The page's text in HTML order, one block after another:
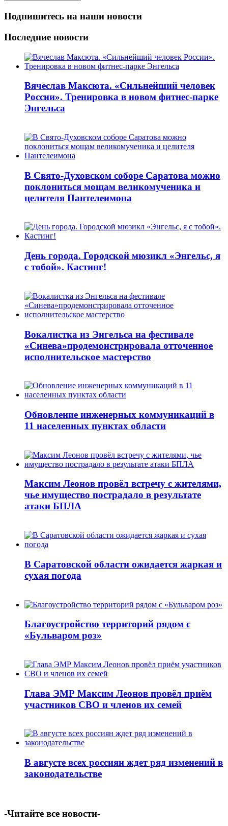
Подпишитесь на наши новости
Последние новости
Вячеслав Максюта. «Сильнейший человек
России». Тренировка в новом фитнес-парке
Энгельса
В Свято-Духовском соборе Саратова можно
поклониться мощам великомученика и
целителя Пантелеимона
День города. Городской мюзикл «Энгельс, я
с тобой». Кастинг!
Вокалистка из Энгельса на фестивале
«Синева»продемонстрировала отточенное
исполнительское мастерство
Обновление инженерных коммуникаций в
11 населенных пунктах области
Максим Леонов провёл встречу с жителями,
чье имущество пострадало в результате
атаки БПЛА
В Саратовской области ожидается жаркая и
сухая погода
Благоустройство территорий рядом с
«Бульваром роз»
Глава ЭМР Максим Леонов провёл приём
участников СВО и членов их семей
В августе всех россиян ждет ряд изменений в
законодательстве
-Читайте все новости-